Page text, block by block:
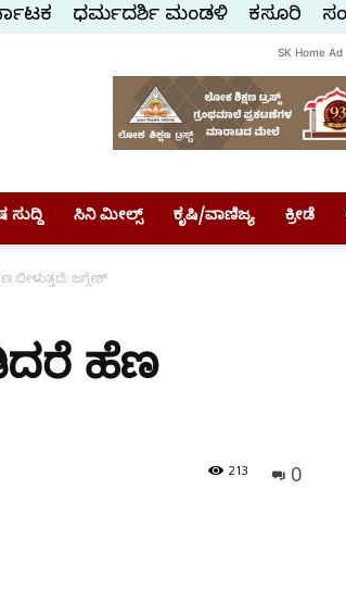
ಧರ್ಮದರ್ಶಿ ಮಂಡಳಿ ಕಸ್ತೂರಿ
SK Home Ad
ಸುದ್ದಿ ಸಿನಿ ಮೀಲ್ಸ್ ಕೃಷಿ/ವಾಣಿಜ್ಯ ಕ್ರೀಡೆ
ಜಗ್ಗೇಶ್
ಹೆಣ
0
213